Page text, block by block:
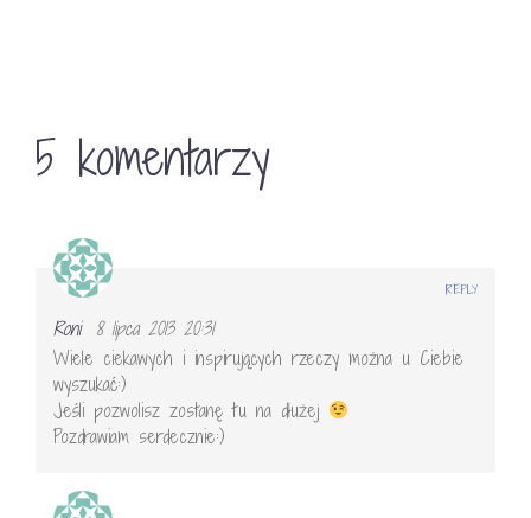
5 komentarzy
Roni
8 lipca 2013 20:31
Wiele ciekawych i inspirujących rzeczy można u Ciebie
wyszukać:)
Jeśli pozwolisz zostanę tu na dłużej
Pozdrawiam serdecznie:)
REPLY